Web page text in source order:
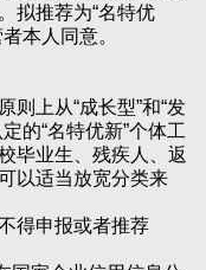
拟推荐为“名特优
本人同意。
上从“成长型”和“发
的“名特优新”个体工
毕业生、残疾人、返
以适当放宽分类来
得申报或者推荐